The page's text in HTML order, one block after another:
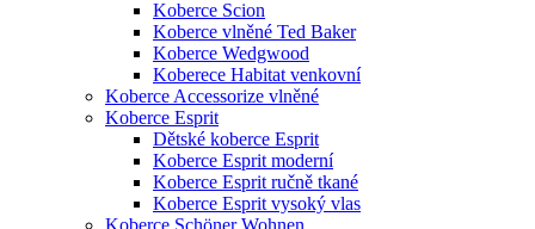
Koberce Scion
Koberce vlněné Ted Baker
Koberce Wedgwood
Koberece Habitat venkovní
Koberce Accessorize vlněné
Koberce Esprit
Dětské koberce Esprit
Koberce Esprit moderní
Koberce Esprit ručně tkané
Koberce Esprit vysoký vlas
Koberce Schöner Wohnen